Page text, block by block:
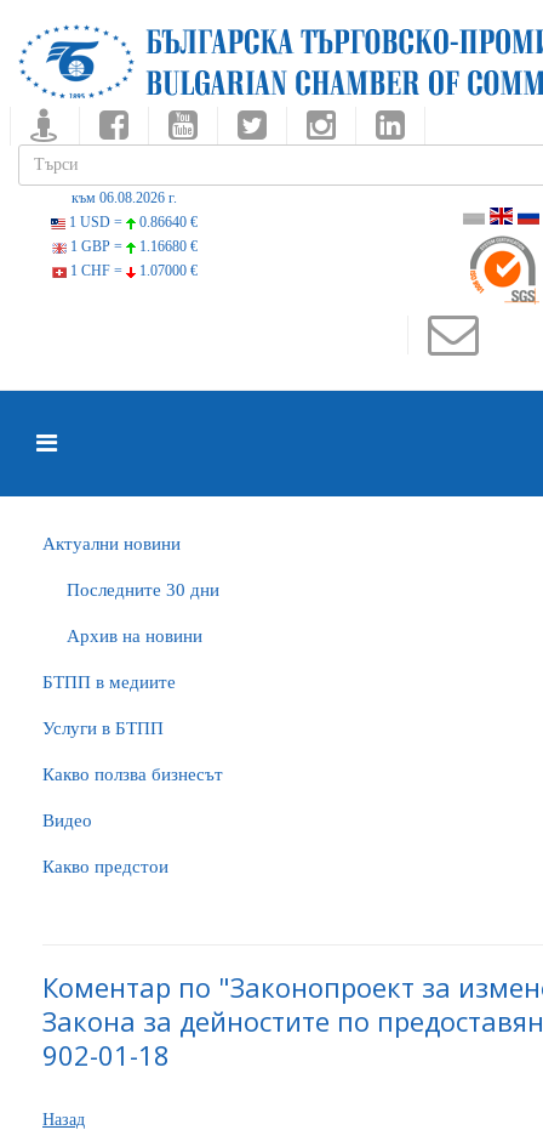
към 06.08.2026 г.
1 USD =
0.86640 €
1 GBP =
1.16680 €
1 CHF =
1.07000 €
Актуални новини
Последните 30 дни
Архив на новини
БTПП в медиите
Услуги в БТПП
Какво ползва бизнесът
Видео
Какво предстои
Коментар по "Законопроект за
Закона за дейностите по
902-01-18
Назад